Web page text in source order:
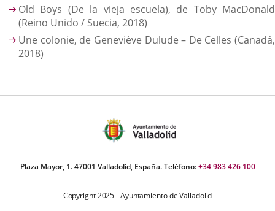
Old Boys (De la vieja escuela), de Toby MacDonald
(Reino Unido / Suecia, 2018)
Une colonie, de Geneviève Dulude – De Celles (Canadá,
2018)
Plaza Mayor, 1. 47001 Valladolid, España. Teléfono:+34 983 426 100
Copyright 2025 - Ayuntamiento de Valladolid